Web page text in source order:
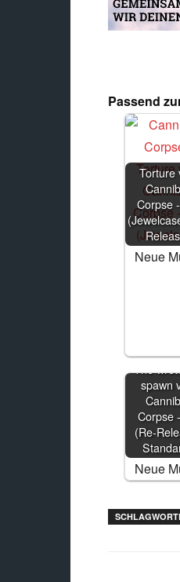
Passend
Torture
Corpse
Neue
The
spawn
Corpse
(Re-
Neue